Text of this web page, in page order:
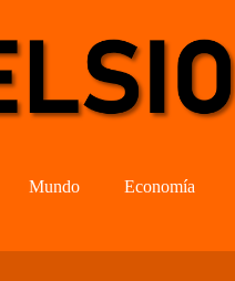
Mundo Economía